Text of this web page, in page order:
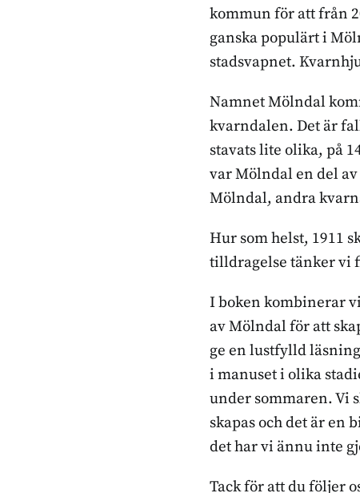
kommun för att från
ganska populärt i
stadsvapnet.
Namnet Mölndal
kvarndalen. Det är
stavats lite olika, på
var Mölndal en del av
Mölndal, andra
Hur som helst, 1911
tilldragelse tänker vi
I boken kombinerar
av Mölndal för att
ge en lustfylld
i manuset i olika
under sommaren. Vi
skapas och det är en
det har vi ännu inte
Tack för att du följer